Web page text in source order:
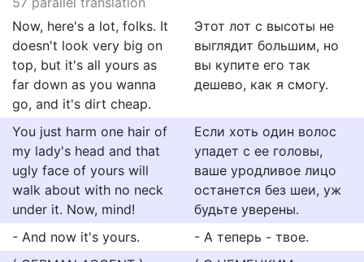
Now, here's a lot, folks. It
doesn't look very big on
top, but it's all yours as
far down as you wanna
go, and it's dirt cheap.
Этот лот с высоты не
выглядит большим, но
вы купите его так
дешево, как я смогу.
You just harm one hair of
my lady's head and that
ugly face of yours will
walk about with no neck
under it. Now, mind!
Если хоть один волос
упадет с ее головы,
ваше уродливое лицо
останется без шеи, уж
будьте уверены.
- And now it's yours.
- А теперь - твое.